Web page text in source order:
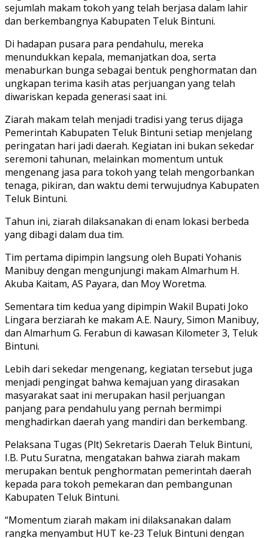
sejumlah makam tokoh yang telah berjasa dalam lahir
dan berkembangnya Kabupaten Teluk Bintuni.
Di hadapan pusara para pendahulu, mereka
menundukkan kepala, memanjatkan doa, serta
menaburkan bunga sebagai bentuk penghormatan dan
ungkapan terima kasih atas perjuangan yang telah
diwariskan kepada generasi saat ini.
Ziarah makam telah menjadi tradisi yang terus dijaga
Pemerintah Kabupaten Teluk Bintuni setiap menjelang
peringatan hari jadi daerah. Kegiatan ini bukan sekedar
seremoni tahunan, melainkan momentum untuk
mengenang jasa para tokoh yang telah mengorbankan
tenaga, pikiran, dan waktu demi terwujudnya Kabupaten
Teluk Bintuni.
Tahun ini, ziarah dilaksanakan di enam lokasi berbeda
yang dibagi dalam dua tim.
Tim pertama dipimpin langsung oleh Bupati Yohanis
Manibuy dengan mengunjungi makam Almarhum H.
Akuba Kaitam, AS Payara, dan Moy Woretma.
Sementara tim kedua yang dipimpin Wakil Bupati Joko
Lingara berziarah ke makam A.E. Naury, Simon Manibuy,
dan Almarhum G. Ferabun di kawasan Kilometer 3, Teluk
Bintuni.
Lebih dari sekedar mengenang, kegiatan tersebut juga
menjadi pengingat bahwa kemajuan yang dirasakan
masyarakat saat ini merupakan hasil perjuangan
panjang para pendahulu yang pernah bermimpi
menghadirkan daerah yang mandiri dan berkembang.
Pelaksana Tugas (Plt) Sekretaris Daerah Teluk Bintuni,
I.B. Putu Suratna, mengatakan bahwa ziarah makam
merupakan bentuk penghormatan pemerintah daerah
kepada para tokoh pemekaran dan pembangunan
Kabupaten Teluk Bintuni.
“Momentum ziarah makam ini dilaksanakan dalam
rangka menyambut HUT ke-23 Teluk Bintuni dengan